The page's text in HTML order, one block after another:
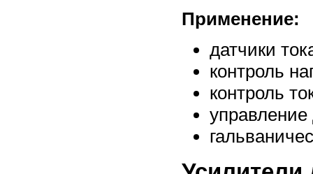
Применение:
датчики
контроль
контроль
управление